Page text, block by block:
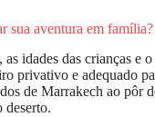
sua aventura em família?
as idades das crianças e
privativo e adequado
de Marrakech ao pôr
deserto.